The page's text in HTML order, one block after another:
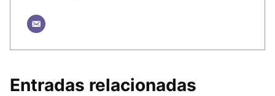
Entradas relacionadas